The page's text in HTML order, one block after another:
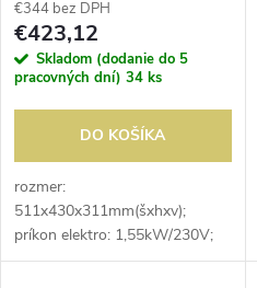
p
r
o
d
u
r
o
d
u
k
€344 bez DPH
€423,12
Skladom (dodanie do 5
pracovných dní) 34 ks
DO KOŠÍKA
rozmer:
511x430x311mm(šxhxv);
príkon elektro: 1,55kW/230V;
mikrovlnný výkon: 1kW;